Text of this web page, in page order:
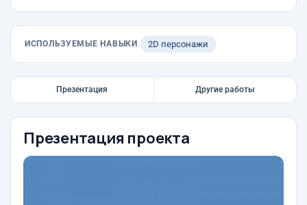
ИСПОЛЬЗУЕМЫЕ НАВЫКИ 2D персонажи
Презентация Другие работы
Презентация проекта